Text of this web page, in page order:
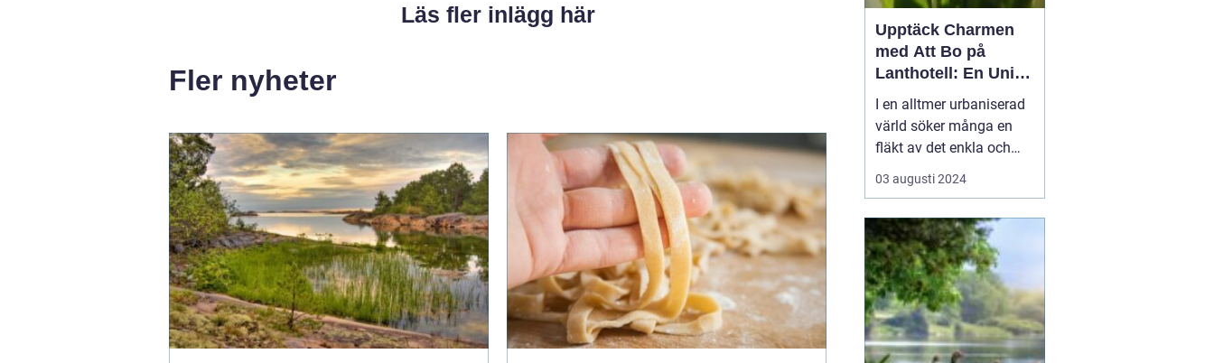
Läs fler inlägg här
Fler nyheter
Upptäck Charmen
med Att Bo på
Lanthotell: En Unik
Upplevelse på
Smålandstorpet
I en alltmer urbaniserad
värld söker många en
fläkt av det enkla och
naturnära livet. Att
övernatta på ett
fånga just denna
upplevelse - och få en
paus från s...
03 augusti 2024